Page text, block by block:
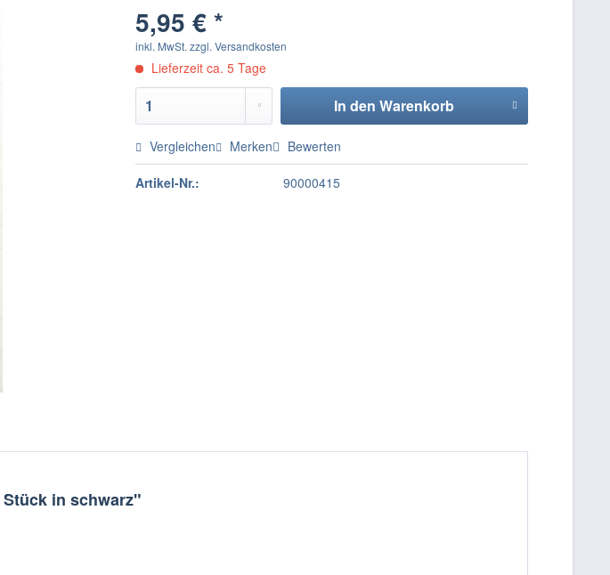
5,95 € *
inkl. MwSt.zzgl. Versandkosten
Lieferzeit ca. 5 Tage
In den Warenkorb
Vergleichen Merken Bewerten
Artikel-Nr.: 90000415
in schwarz"